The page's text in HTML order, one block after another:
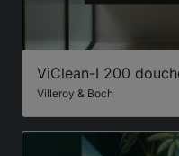
ViClean-I 200
Villeroy & Boch